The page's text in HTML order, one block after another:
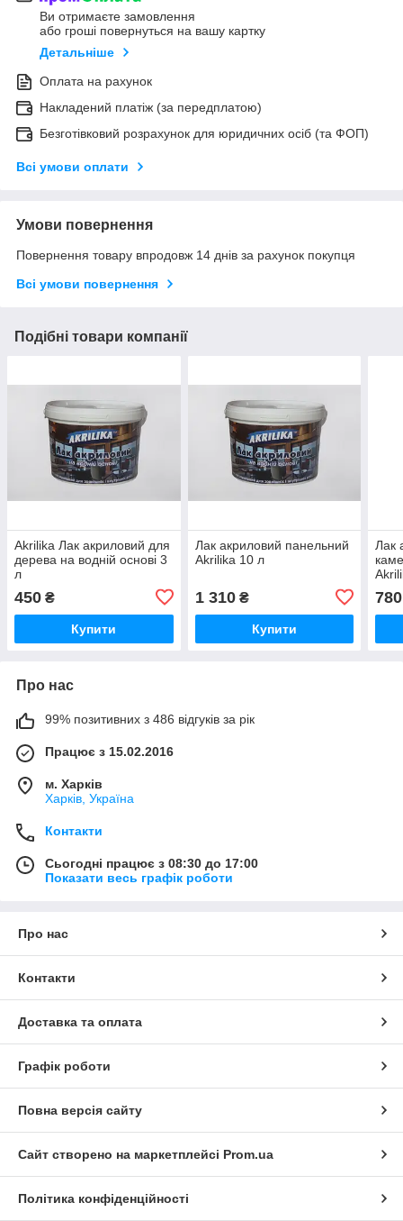
Ви отримаєте замовлення
або гроші повернуться на вашу картку
Детальніше
Оплата на рахунок
Накладений платіж (за передплатою)
Безготівковий розрахунок для юридичних осіб (та ФОП)
Всі умови оплати
Умови повернення
Повернення товару впродовж 14 днів за рахунок покупця
Всі умови повернення
Подібні товари компанії
Akrilika Лак акриловий для
дерева на водній основі 3
л
450 ₴
Купити
Лак акриловий панельний
Akrilika 10 л
1 310₴
Купити
Лак
780
Про нас
99% позитивних з 486 відгуків за рік
Працює з 15.02.2016
м. Харків
Харків, Україна
Контакти
Сьогодні працює з 08:30 до 17:00
Показати весь графік роботи
Про нас
Контакти
Доставка та оплата
Графік роботи
Повна версія сайту
Сайт створено на маркетплейсі Prom.ua
Політика конфіденційності